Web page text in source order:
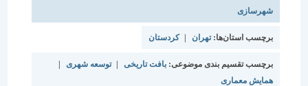
شهرسازی
برچسب استان‌ها:تهران | کردستان
برچسب تقسیم بندی موضوعی:بافت تاریخی | توسعه شهری |
همایش معماری